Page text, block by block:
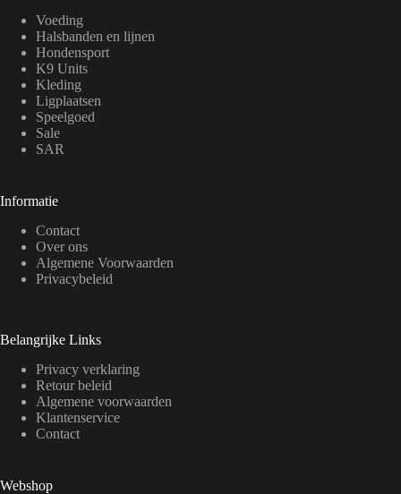
Voeding
Halsbanden en lijnen
Hondensport
K9 Units
Kleding
Ligplaatsen
Speelgoed
Sale
SAR
Informatie
Contact
Over ons
Algemene Voorwaarden
Privacybeleid
Belangrijke Links
Privacy verklaring
Retour beleid
Algemene voorwaarden
Klantenservice
Contact
Webshop